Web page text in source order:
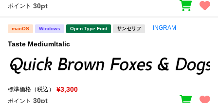
ポイント 30pt
macOS Windows Open Type Font サンセリフ INGRAM
Taste MediumItalic
標準価格（税込） ¥3,300
ポイント 30pt